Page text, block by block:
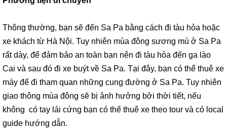
Thông thường, bạn sẽ đến Sa Pa bằng cách đi tàu hỏa hoặc
xe khách từ Hà Nội. Tuy nhiên mùa đông sương mù ở Sa Pa
rất dày, để đảm bảo an toàn bạn nên đi tàu hỏa đến ga lào
Cai và sau đó đi xe buýt về Sa Pa. Tại đây, bạn có thể thuê xe
máy để đi tham quan những cung đường ở Sa Pa. Tuy nhiên
giao thông mùa đông sẽ bị ảnh hưởng bởi thời tiết, nếu
không có tay lái cứng bạn có thể thuê xe theo tour và có local
guide hướng dẫn.